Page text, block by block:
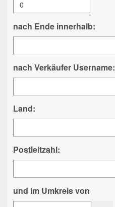
nach Ende innerhalb:
nach Verkäufer Username:
Land:
Postleitzahl:
und im Umkreis von